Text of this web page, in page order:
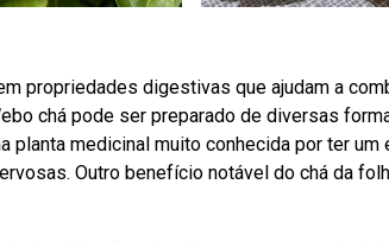
propriedades digestivas que ajudam a
chá pode ser preparado de diversas
planta medicinal muito conhecida por ter um
Outro benefício notável do chá da